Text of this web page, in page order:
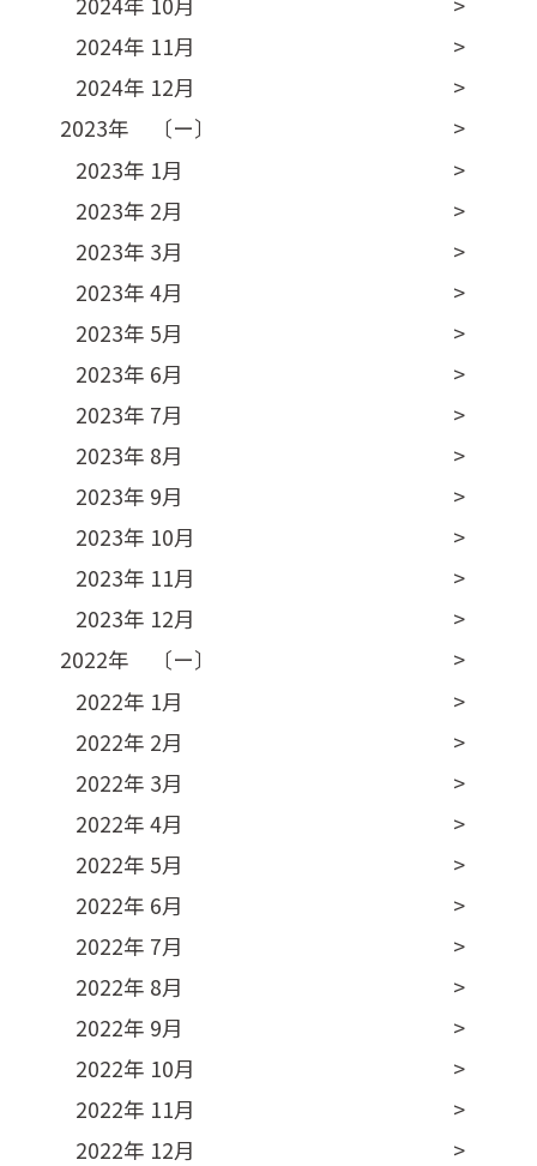
2024年 11月
2024年 12月
2023年 〔ー〕
2023年 1月
2023年 2月
2023年 3月
2023年 4月
2023年 5月
2023年 6月
2023年 7月
2023年 8月
2023年 9月
2023年 10月
2023年 11月
2023年 12月
2022年 〔ー〕
2022年 1月
2022年 2月
2022年 3月
2022年 4月
2022年 5月
2022年 6月
2022年 7月
2022年 8月
2022年 9月
2022年 10月
2022年 11月
2022年 12月